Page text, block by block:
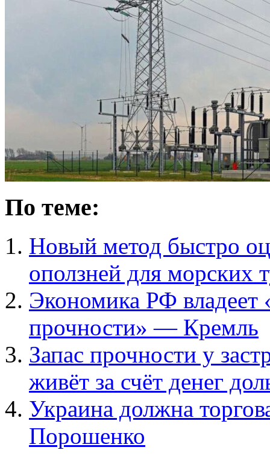
По теме:
Новый метод быстро
оползней для морских
Экономика РФ владеет
прочности» — Кремль
Запас прочности у
живёт за счёт денег
Украина должна
Порошенко